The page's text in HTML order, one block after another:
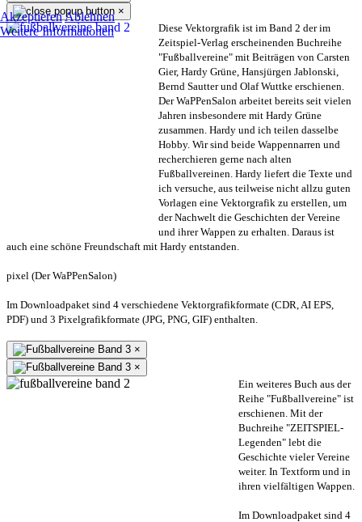
AkzeptierenAblehnen
Weitere Informationen
×
Diese Vektorgrafik ist im Band 2 der im
Zeitspiel-Verlag erscheinenden Buchreihe
"Fußballvereine" mit Beiträgen von Carsten
Gier, Hardy Grüne, Hansjürgen Jablonski,
Bernd Sautter und Olaf Wuttke erschienen.
Der WaPPenSalon arbeitet bereits seit vielen
Jahren insbesondere mit Hardy Grüne
zusammen. Hardy und ich teilen dasselbe
Hobby. Wir sind beide Wappennarren und
recherchieren gerne nach alten
Fußballvereinen. Hardy liefert die Texte und
ich versuche, aus teilweise nicht allzu guten
Vorlagen eine Vektorgrafik zu erstellen, um
der Nachwelt die Geschichten der Vereine
und ihrer Wappen zu erhalten. Daraus ist
auch eine schöne Freundschaft mit Hardy entstanden.
pixel (Der WaPPenSalon)
Im Downloadpaket sind 4 verschiedene Vektorgrafikformate (CDR, AI EPS,
PDF) und 3 Pixelgrafikformate (JPG, PNG, GIF) enthalten.
×
×
Ein weiteres Buch aus der
Reihe "Fußballvereine" ist
erschienen. Mit der
Buchreihe "ZEITSPIEL-
Legenden" lebt die
Geschichte vieler Vereine
weiter. In Textform und in
ihren vielfältigen Wappen.
Im Downloadpaket sind 4